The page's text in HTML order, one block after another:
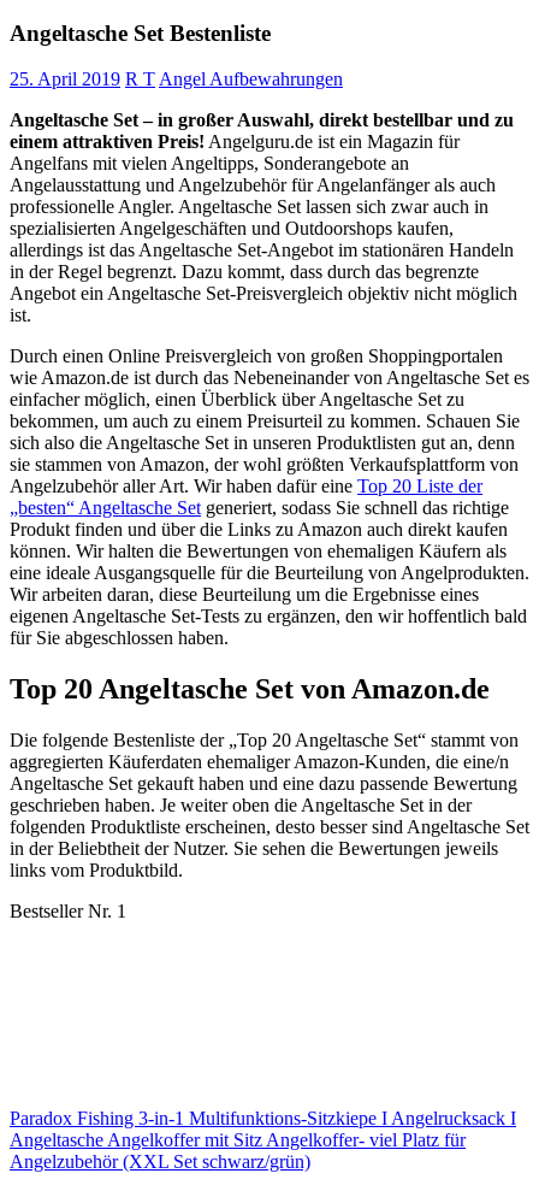
Angeltasche Set Bestenliste
25. April 2019 R TAngel Aufbewahrungen
Angeltasche Set – in großer Auswahl, direkt bestellbar und zu
einem attraktiven Preis! Angelguru.de ist ein Magazin für
Angelfans mit vielen Angeltipps, Sonderangebote an
Angelausstattung und Angelzubehör für Angelanfänger als auch
professionelle Angler. Angeltasche Set lassen sich zwar auch in
spezialisierten Angelgeschäften und Outdoorshops kaufen,
allerdings ist das Angeltasche Set-Angebot im stationären Handeln
in der Regel begrenzt. Dazu kommt, dass durch das begrenzte
Angebot ein Angeltasche Set-Preisvergleich objektiv nicht möglich
ist.
Durch einen Online Preisvergleich von großen Shoppingportalen
wie Amazon.de ist durch das Nebeneinander von Angeltasche Set es
einfacher möglich, einen Überblick über Angeltasche Set zu
bekommen, um auch zu einem Preisurteil zu kommen. Schauen Sie
sich also die Angeltasche Set in unseren Produktlisten gut an, denn
sie stammen von Amazon, der wohl größten Verkaufsplattform von
Angelzubehör aller Art. Wir haben dafür eine Top 20 Liste der
„besten“ Angeltasche Setgeneriert, sodass Sie schnell das richtige
Produkt finden und über die Links zu Amazon auch direkt kaufen
können. Wir halten die Bewertungen von ehemaligen Käufern als
eine ideale Ausgangsquelle für die Beurteilung von Angelprodukten.
Wir arbeiten daran, diese Beurteilung um die Ergebnisse eines
eigenen Angeltasche Set-Tests zu ergänzen, den wir hoffentlich bald
für Sie abgeschlossen haben.
Top 20 Angeltasche Set von Amazon.de
Die folgende Bestenliste der „Top 20 Angeltasche Set“ stammt von
aggregierten Käuferdaten ehemaliger Amazon-Kunden, die eine/n
Angeltasche Set gekauft haben und eine dazu passende Bewertung
geschrieben haben. Je weiter oben die Angeltasche Set in der
folgenden Produktliste erscheinen, desto besser sind Angeltasche Set
in der Beliebtheit der Nutzer. Sie sehen die Bewertungen jeweils
links vom Produktbild.
Bestseller Nr. 1
Paradox Fishing 3-in-1 Multifunktions-Sitzkiepe I Angelrucksack I
Angeltasche Angelkoffer mit Sitz Angelkoffer- viel Platz für
Angelzubehör (XXL Set schwarz/grün)